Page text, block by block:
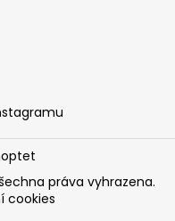
práva vyhrazena.
cookies